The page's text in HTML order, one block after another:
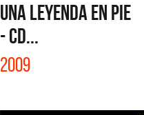
UNA LEYENDA EN PIE
- CD...
2009